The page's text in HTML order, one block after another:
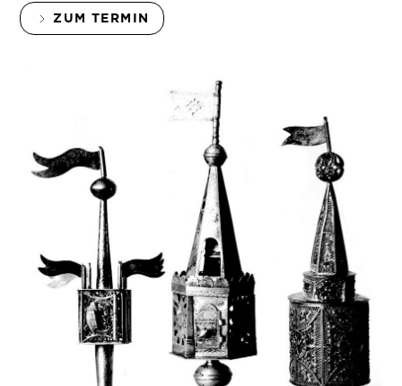
ZUM TERMIN